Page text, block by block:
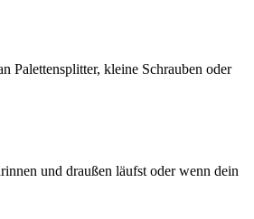
Palettensplitter, kleine Schrauben oder
und draußen läufst oder wenn dein